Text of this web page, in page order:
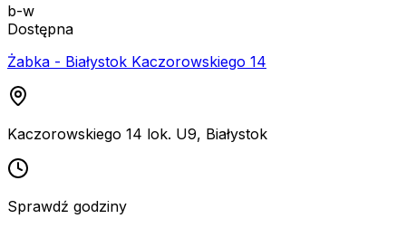
b-w
Dostępna
Żabka - Białystok Kaczorowskiego 14
Kaczorowskiego 14 lok. U9, Białystok
Sprawdź godziny